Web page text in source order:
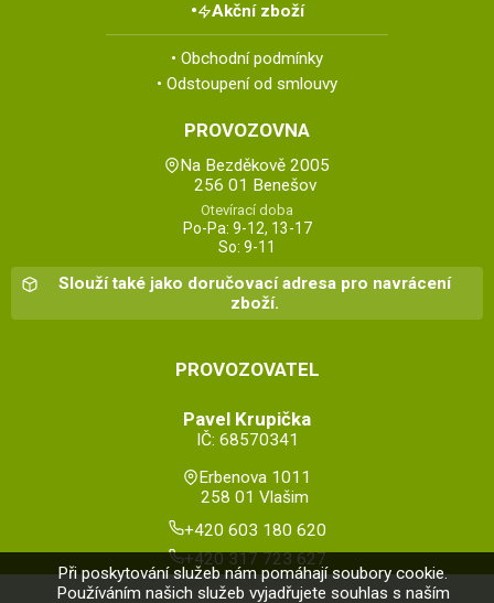
Akční zboží
Obchodní podmínky
Odstoupení od smlouvy
PROVOZOVNA
Na Bezděkově 2005
256 01 Benešov
Otevírací doba
Po-Pa: 9-12, 13-17
So: 9-11
Slouží také jako doručovací adresa pro navrácení
zboží.
PROVOZOVATEL
Pavel Krupička
IČ: 68570341
Erbenova 1011
258 01 Vlašim
+420 603 180 620
+420 317 723 627
Při poskytování služeb nám pomáhají soubory cookie.
Používáním našich služeb vyjadřujete souhlas s naším